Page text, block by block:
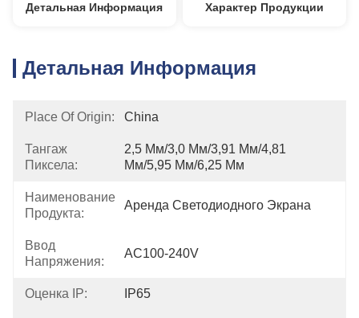
Детальная Информация Характер Продукции
Детальная Информация
Place Of Origin: China
Тангаж
Пиксела:
2,5 Мм/3,0 Мм/3,91 Мм/4,81
Мм/5,95 Мм/6,25 Мм
Наименование
Продукта:
Аренда Светодиодного Экрана
Ввод
Напряжения:
AC100-240V
Оценка IP: IP65